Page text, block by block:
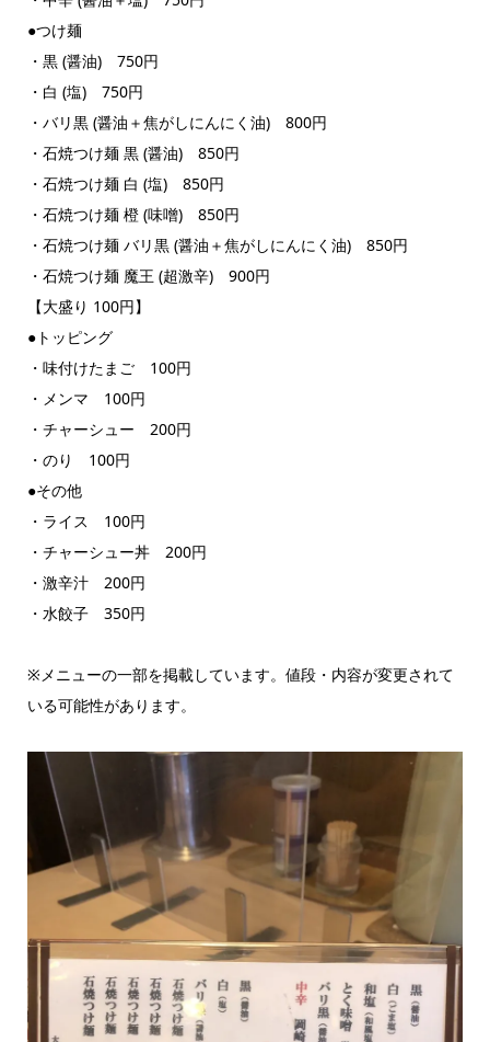
●つけ麺
・黒 (醤油) 750円
・白 (塩) 750円
・バリ黒 (醤油＋焦がしにんにく油) 800円
・石焼つけ麺 黒 (醤油) 850円
・石焼つけ麺 白 (塩) 850円
・石焼つけ麺 橙 (味噌) 850円
・石焼つけ麺 バリ黒 (醤油＋焦がしにんにく油) 850円
・石焼つけ麺 魔王 (超激辛) 900円
【大盛り 100円】
●トッピング
・味付けたまご 100円
・メンマ 100円
・チャーシュー 200円
・のり 100円
●その他
・ライス 100円
・チャーシュー丼 200円
・激辛汁 200円
・水餃子 350円
※メニューの一部を掲載しています。値段・内容が変更されて
いる可能性があります。